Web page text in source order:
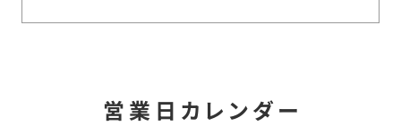
営業日カレンダー